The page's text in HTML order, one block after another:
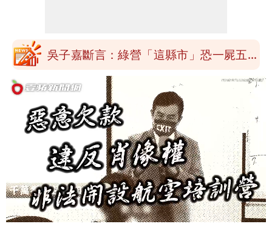
寫信」曝光
吳子嘉斷言：綠營「這縣市」恐一屍五
命！她穩贏
方志友、楊銘威真的離婚了！全聲明曝光
「無法再做情人」
「南卡」最快今生成 挑戰4颱同框！1
週雨越下越大
姜厚任女友小一寄明信片牽起情緣 鍵盤
柯南揪5破綻
狗仔直擊｜郭書瑤隨興打扮要價破10
萬 素顏進擊新生活圈（壹蘋10點強
騙慈濟10億！無良女律師曾宣導反詐
Unmute Loaded:
46.10%